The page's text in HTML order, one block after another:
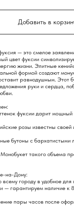
Добавить в
— это смелое
цвет фуксии
жизни. Элитные
формой создают
равнодушным. Этот
руки и сердца,
фуксии дарит мощный
розы известны своей
бутоны с бархатистыми
такого объема
на-Дону:
всему городу в удобное
— гарантируем наличие
пары часов после